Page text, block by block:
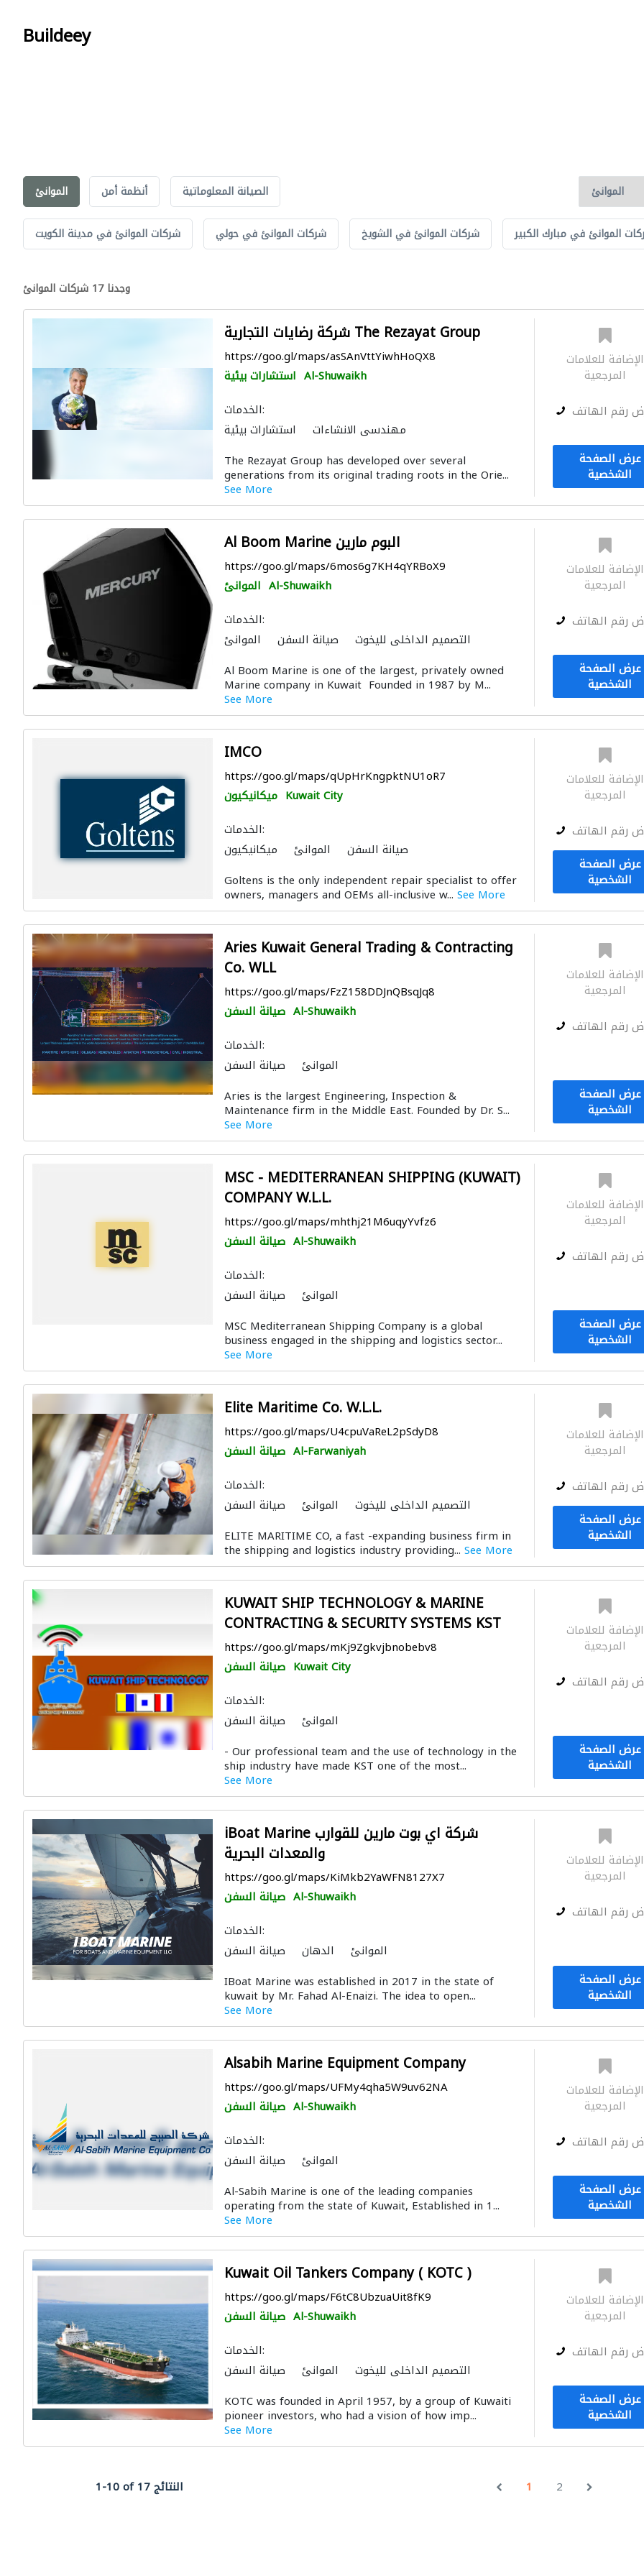
Buildeey
الموانئ أنظمة أمن الصيانة المعلوماتية
شركات الموانئ في مدينة الكويت شركات الموانئ في حولي شركات الموانئ في الشويخ الموانئ في مبارك الكبير
وجدنا 17 شركات الموانئ
شركة رضايات التجارية The Rezayat Group
https://goo.gl/maps/asSAnVttYiwhHoQX8
استشارات بيئية Al-Shuwaikh
الخدمات:
استشارات بيئية
مهندسي الانشاءات
أنظمة الاتصالات خزانات المياه الموانئ صيانة السفن
الحديد والأدوات المعدنية
The Rezayat Group has developed over several
generations from its original trading roots in the Orie...
See More
الإضافة للعلامات
المرجعية
رقم الهاتف
عرض الصفحة
الشخصية
Al Boom Marine البوم مارين
https://goo.gl/maps/6mos6g7KH4qYRBoX9
الموانئ Al-Shuwaikh
الخدمات:
الموانئ
صيانة السفن التصميم الداخلي لليخوت
Al Boom Marine is one of the largest, privately owned
Marine company in Kuwait Founded in 1987 by M...
See More
الإضافة للعلامات
المرجعية
رقم الهاتف
عرض الصفحة
الشخصية
IMCO
https://goo.gl/maps/qUpHrKngpktNU1oR7
ميكانيكيون Kuwait City
الخدمات:
ميكانيكيون
الموانئ
صيانة السفن
Goltens is the only independent repair specialist to offer
owners, managers and OEMs all-inclusive w... See More
الإضافة للعلامات
المرجعية
رقم الهاتف
عرض الصفحة
الشخصية
Aries Kuwait General Trading & Contracting
Co. WLL
https://goo.gl/maps/FzZ158DDJnQBsqJq8
صيانة السفن Al-Shuwaikh
الخدمات:
صيانة السفن
الموانئ
Aries is the largest Engineering, Inspection &
Maintenance firm in the Middle East. Founded by Dr. S...
See More
الإضافة للعلامات
المرجعية
رقم الهاتف
عرض الصفحة
الشخصية
MSC - MEDITERRANEAN SHIPPING (KUWAIT)
COMPANY W.L.L.
https://goo.gl/maps/mhthj21M6uqyYvfz6
صيانة السفن Al-Shuwaikh
الخدمات:
صيانة السفن
الموانئ
MSC Mediterranean Shipping Company is a global
business engaged in the shipping and logistics sector...
See More
الإضافة للعلامات
المرجعية
رقم الهاتف
عرض الصفحة
الشخصية
Elite Maritime Co. W.L.L.
https://goo.gl/maps/U4cpuVaReL2pSdyD8
صيانة السفن Al-Farwaniyah
الخدمات:
صيانة السفن
الموانئ
التصميم الداخلي لليخوت
ELITE MARITIME CO, a fast -expanding business firm in
the shipping and logistics industry providing... See More
الإضافة للعلامات
المرجعية
رقم الهاتف
عرض الصفحة
الشخصية
KUWAIT SHIP TECHNOLOGY & MARINE
CONTRACTING & SECURITY SYSTEMS KST
https://goo.gl/maps/mKj9Zgkvjbnobebv8
صيانة السفن Kuwait City
الخدمات:
صيانة السفن
الموانئ
- Our professional team and the use of technology in the
ship industry have made KST one of the most...
See More
الإضافة للعلامات
المرجعية
رقم الهاتف
عرض الصفحة
الشخصية
iBoat Marine شركة اي بوت مارين للقوارب
والمعدات البحرية
https://goo.gl/maps/KiMkb2YaWFN8127X7
صيانة السفن Al-Shuwaikh
الخدمات:
صيانة السفن
الدهان
الموانئ
IBoat Marine was established in 2017 in the state of
kuwait by Mr. Fahad Al-Enaizi. The idea to open...
See More
الإضافة للعلامات
المرجعية
رقم الهاتف
عرض الصفحة
الشخصية
Alsabih Marine Equipment Company
https://goo.gl/maps/UFMy4qha5W9uv62NA
صيانة السفن Al-Shuwaikh
الخدمات:
صيانة السفن
الموانئ
Al-Sabih Marine is one of the leading companies
operating from the state of Kuwait, Established in 1...
See More
الإضافة للعلامات
المرجعية
رقم الهاتف
عرض الصفحة
الشخصية
Kuwait Oil Tankers Company ( KOTC )
https://goo.gl/maps/F6tC8UbzuaUit8fK9
صيانة السفن Al-Shuwaikh
الخدمات:
صيانة السفن
الموانئ
التصميم الداخلي لليخوت
KOTC was founded in April 1957, by a group of Kuwaiti
pioneer investors, who had a vision of how imp...
See More
الإضافة للعلامات
المرجعية
رقم الهاتف
عرض الصفحة
الشخصية
1-10 of 17 النتائج 1 2